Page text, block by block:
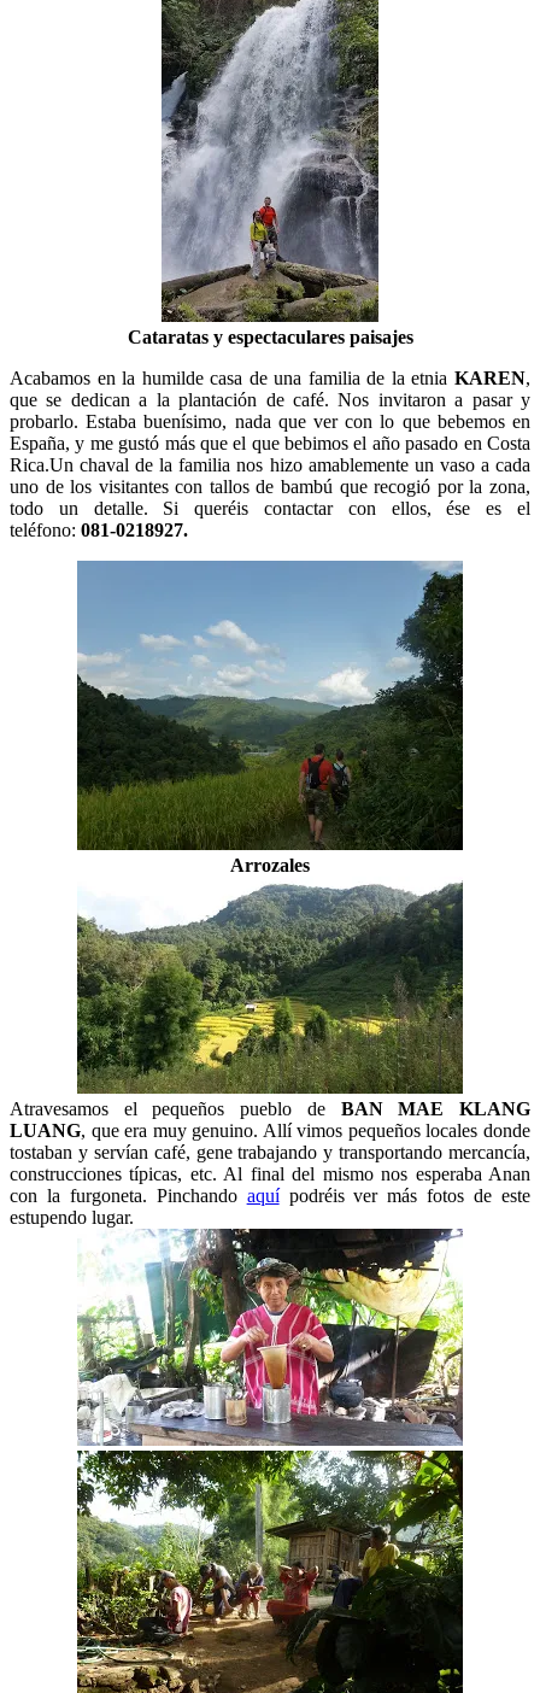
Cataratas y espectaculares paisajes
Acabamos en la humilde casa de una familia de la etnia KAREN,
que se dedican a la plantación de café. Nos invitaron a pasar y
probarlo. Estaba buenísimo, nada que ver con lo que bebemos en
España, y me gustó más que el que bebimos el año pasado en Costa
Rica.Un chaval de la familia nos hizo amablemente un vaso a cada
uno de los visitantes con tallos de bambú que recogió por la zona,
todo un detalle. Si queréis contactar con ellos, ése es el
teléfono: 081-0218927.
Arrozales
Atravesamos el pequeños pueblo de BAN MAE KLANG
LUANG, que era muy genuino. Allí vimos pequeños locales donde
tostaban y servían café, gene trabajando y transportando mercancía,
construcciones típicas, etc. Al final del mismo nos esperaba Anan
con la furgoneta. Pinchando aquípodréis ver más fotos de este
estupendo lugar.